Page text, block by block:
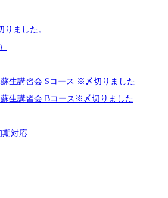
ました。
生講習会 Sコース ※〆切りました
生講習会 Bコース※〆切りました
期対応